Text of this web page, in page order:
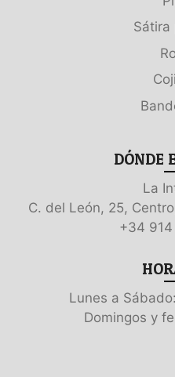
Sátira
DÓNDE
La
C. del León, 25,
+34
Lunes a
Domingos y